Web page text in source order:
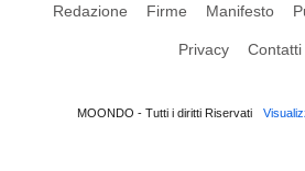
Redazione Firme Manifesto
Privacy Contatti
MOONDO - Tutti i diritti Riservati